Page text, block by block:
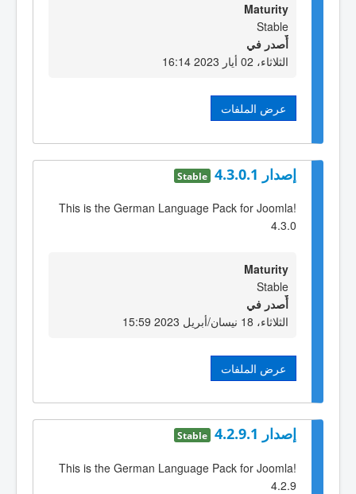
Maturity
Stable
أٌصدر في
الثلاثاء، 02 أيار 2023 16:14
عرض الملفات
إصدار 4.3.0.1 Stable
This is the German Language Pack for Joomla!
4.3.0
Maturity
Stable
أٌصدر في
الثلاثاء، 18 نيسان/أبريل 2023 15:59
عرض الملفات
إصدار 4.2.9.1 Stable
This is the German Language Pack for Joomla!
4.2.9